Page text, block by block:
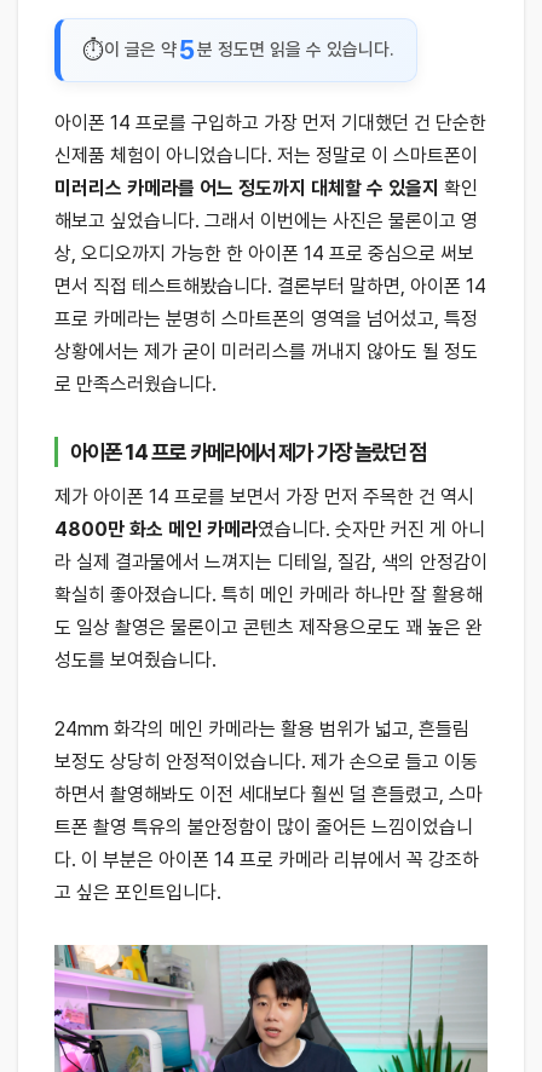
이 글은 약5분 정도면 읽을 수 있습니다.
아이폰 14 프로를 구입하고 가장 먼저 기대했던 건 단순한
신제품 체험이 아니었습니다. 저는 정말로 이 스마트폰이
미러리스 카메라를 어느 정도까지 대체할 수 있을지 확인
해보고 싶었습니다. 그래서 이번에는 사진은 물론이고 영
상, 오디오까지 가능한 한 아이폰 14 프로 중심으로 써보
면서 직접 테스트해봤습니다. 결론부터 말하면, 아이폰 14
프로 카메라는 분명히 스마트폰의 영역을 넘어섰고, 특정
상황에서는 제가 굳이 미러리스를 꺼내지 않아도 될 정도
로 만족스러웠습니다.
아이폰 14 프로 카메라에서 제가 가장 놀랐던 점
제가 아이폰 14 프로를 보면서 가장 먼저 주목한 건 역시
4800만 화소 메인 카메라였습니다. 숫자만 커진 게 아니
라 실제 결과물에서 느껴지는 디테일, 질감, 색의 안정감이
확실히 좋아졌습니다. 특히 메인 카메라 하나만 잘 활용해
도 일상 촬영은 물론이고 콘텐츠 제작용으로도 꽤 높은 완
성도를 보여줬습니다.
24mm 화각의 메인 카메라는 활용 범위가 넓고, 흔들림
보정도 상당히 안정적이었습니다. 제가 손으로 들고 이동
하면서 촬영해봐도 이전 세대보다 훨씬 덜 흔들렸고, 스마
트폰 촬영 특유의 불안정함이 많이 줄어든 느낌이었습니
다. 이 부분은 아이폰 14 프로 카메라 리뷰에서 꼭 강조하
고 싶은 포인트입니다.